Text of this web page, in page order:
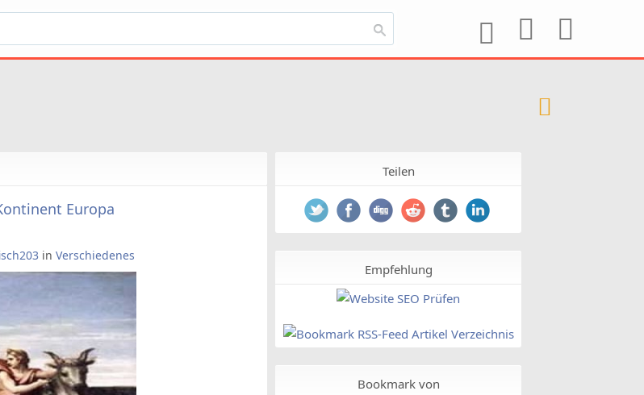
Europa
in Verschiedenes
Teilen
Empfehlung
Bookmark von